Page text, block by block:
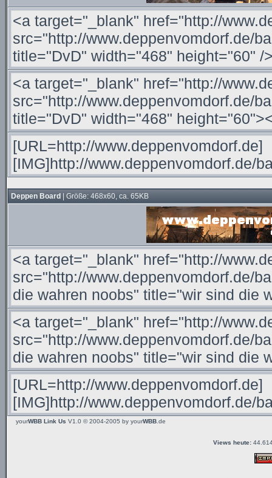
Deppen Board | Größe: 468x60, ca. 65KB
yourWBB Link Us V1.0 © 2004-2005 by yourWBB.de
Views heute: